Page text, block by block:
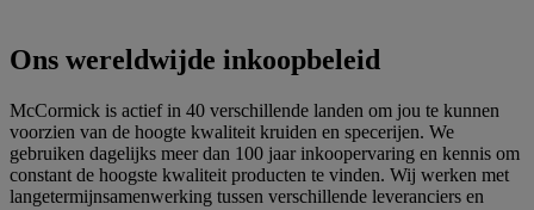
Ons wereldwijde inkoopbeleid
McCormick is actief in 40 verschillende landen om jou te kunnen
voorzien van de hoogte kwaliteit kruiden en specerijen. We
gebruiken dagelijks meer dan 100 jaar inkoopervaring en kennis om
constant de hoogste kwaliteit producten te vinden. Wij werken met
langetermijnsamenwerking tussen verschillende leveranciers en